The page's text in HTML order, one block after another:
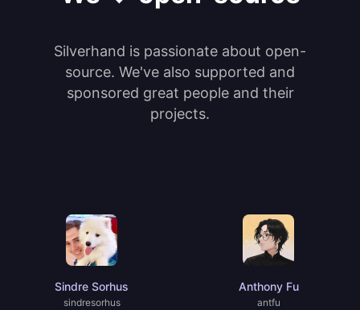
Silverhand is passionate about open-
source. We've also supported and
sponsored great people and their
projects.
Sindre Sorhus
sindresorhus
Anthony Fu
antfu